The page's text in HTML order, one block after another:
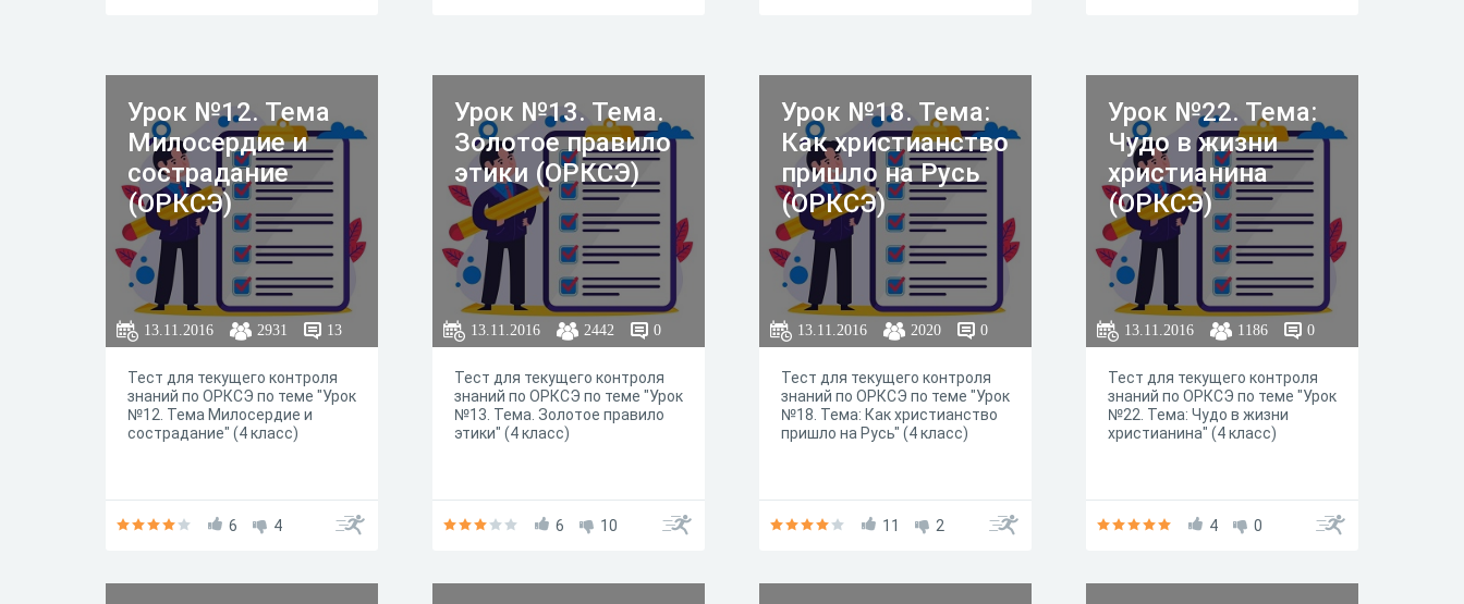
Урок №12. Тема
Милосердие и
сострадание
(ОРКСЭ)
13.11.2016 2931 13
Тест для текущего контроля
знаний по ОРКСЭ по теме "Урок
№12. Тема Милосердие и
сострадание" (4 класс)
6 4
Урок №13. Тема.
Золотое правило
этики (ОРКСЭ)
13.11.2016 2442 0
Тест для текущего контроля
знаний по ОРКСЭ по теме "Урок
№13. Тема. Золотое правило
этики" (4 класс)
6 10
Урок №18. Тема:
Как христианство
пришло на Русь
(ОРКСЭ)
13.11.2016 2020 0
Тест для текущего контроля
знаний по ОРКСЭ по теме "Урок
№18. Тема: Как христианство
пришло на Русь" (4 класс)
11 2
Урок №22. Тема:
Чудо в жизни
христианина
(ОРКСЭ)
13.11.2016 1186 0
Тест для текущего контроля
знаний по ОРКСЭ по теме "Урок
№22. Тема: Чудо в жизни
христианина" (4 класс)
4 0